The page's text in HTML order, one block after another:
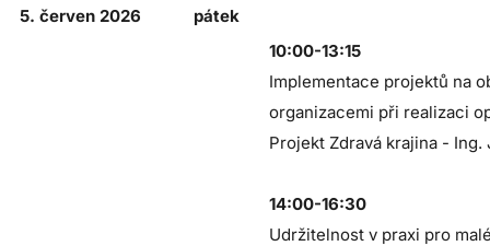
5. červen 2026
pátek
10:00-13:15
Implementace projektů na
organizacemi při realizaci
Projekt Zdravá krajina - Ing.
14:00-16:30
Udržitelnost v praxi pro